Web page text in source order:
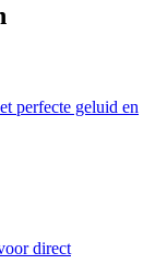
perfecte geluid en
direct